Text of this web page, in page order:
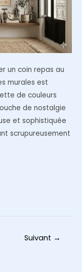
un coin repas au
murales est
de couleurs
de nostalgie
et sophistiquée
scrupureusement
Suivant →